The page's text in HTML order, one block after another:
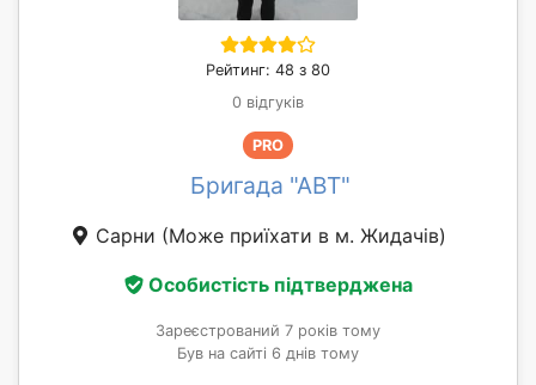
Рейтинг: 48 з 80
0 відгуків
PRO
Бригада "АВT"
Сарни (Може приїхати в м. Жидачів)
Особистість підтверджена
Зареєстрований 7 років тому
Був на сайті 6 днів тому